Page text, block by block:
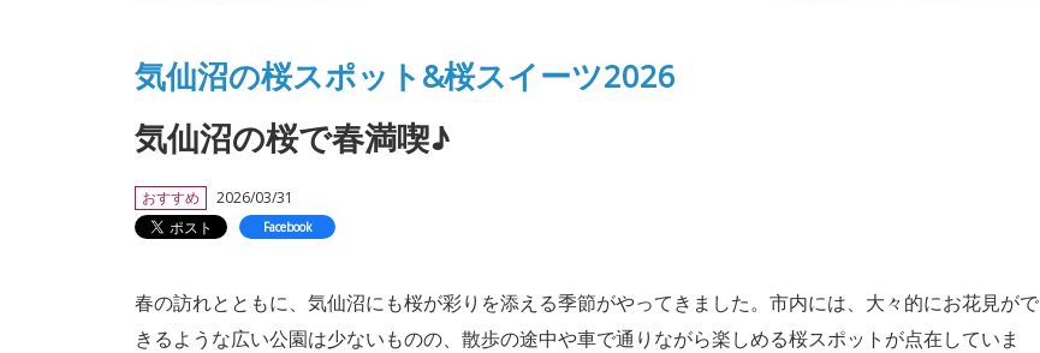
気仙沼の桜スポット&桜スイーツ2026
気仙沼の桜で春満喫♪
おすすめ 2026/03/31
Facebook
春の訪れとともに、気仙沼にも桜が彩りを添える季節がやってきました。市内には、大々的にお花見がで
きるような広い公園は少ないものの、散歩の途中や車で通りながら楽しめる桜スポットが点在していま